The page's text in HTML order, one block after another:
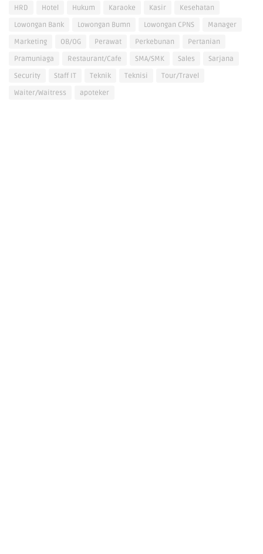
HRD
Hotel Hukum Karaoke Kasir
Kesehatan
Lowongan Bank
Lowongan Bumn Lowongan CPNS
Manager
Marketing
OB/OG Perawat Perkebunan
Pertanian
Pramuniaga
Restaurant/Cafe SMA/SMK Sales
Sarjana
Security
Staff IT Teknik Teknisi
Tour/Travel
Waiter/Waitress
apoteker